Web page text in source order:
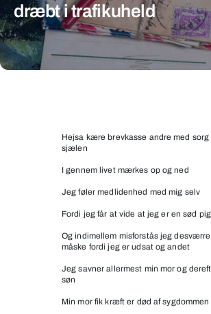
dræbt i trafikuheld
Hejsa kære brevkasse andre med sorg
sjælen
I gennem livet mærkes op og ned
Jeg føler medlidenhed med mig selv
Fordi jeg får at vide at jeg er en sød
Og indimellem misforstås jeg
måske fordi jeg er udsat og andet
Jeg savner allermest min mor og
søn
Min mor fik kræft er død af sygdommen